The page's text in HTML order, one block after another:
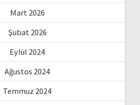
Mart 2026
Şubat 2026
Eylül 2024
Ağustos 2024
Temmuz 2024